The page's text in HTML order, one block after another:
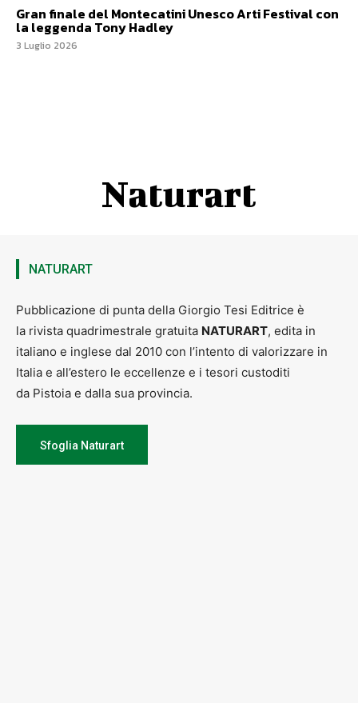
Gran finale del Montecatini Unesco Arti Festival con
la leggenda Tony Hadley
3 Luglio 2026
Naturart
NATURART
Pubblicazione di punta della Giorgio Tesi Editrice è
la rivista quadrimestrale gratuita NATURART, edita in
italiano e inglese dal 2010 con l’intento di valorizzare in
Italia e all’estero le eccellenze e i tesori custoditi
da Pistoia e dalla sua provincia.
Sfoglia Naturart